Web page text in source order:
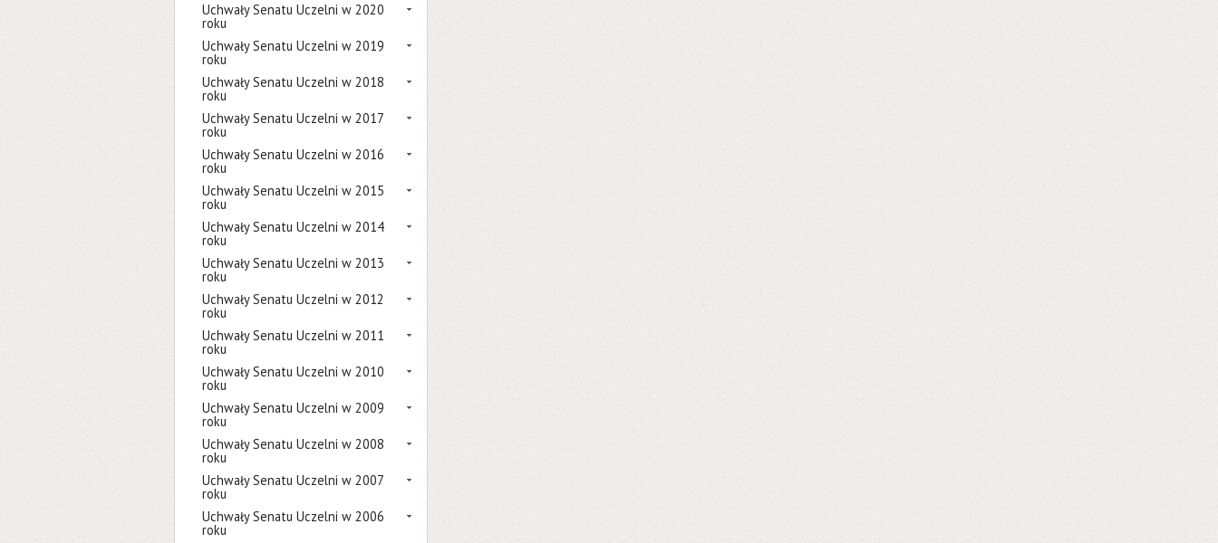
Uchwały Senatu Uczelni w 2020
roku
Uchwały Senatu Uczelni w 2019
roku
Uchwały Senatu Uczelni w 2018
roku
Uchwały Senatu Uczelni w 2017
roku
Uchwały Senatu Uczelni w 2016
roku
Uchwały Senatu Uczelni w 2015
roku
Uchwały Senatu Uczelni w 2014
roku
Uchwały Senatu Uczelni w 2013
roku
Uchwały Senatu Uczelni w 2012
roku
Uchwały Senatu Uczelni w 2011
roku
Uchwały Senatu Uczelni w 2010
roku
Uchwały Senatu Uczelni w 2009
roku
Uchwały Senatu Uczelni w 2008
roku
Uchwały Senatu Uczelni w 2007
roku
Uchwały Senatu Uczelni w 2006
roku